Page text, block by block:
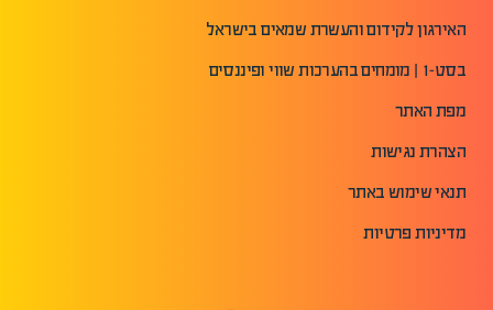
האירגון לקידום והעשרת שמאים בישראל
בסט-1 | מומחים בהערכות שווי ופיננסים
מפת האתר
הצהרת נגישות
תנאי שימוש באתר
מדיניות פרטיות